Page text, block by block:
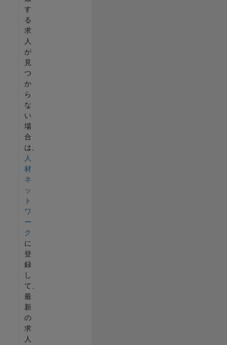
す
る
求
人
が
見
つ
か
ら
な
い
場
合
は、
人
材
ネ
ッ
ト
ワ
ー
ク
に
登
録
し
て、
最
新
の
求
人